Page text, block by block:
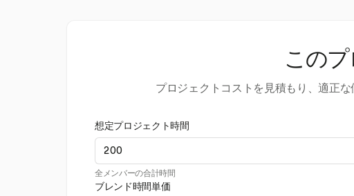
この
プロジェクトコストを見積もり、適正
想定プロジェクト時間
全メンバーの合計時間
ブレンド時間単価